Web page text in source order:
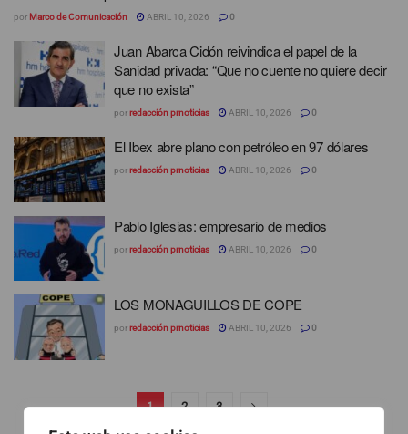
por Marco de Comunicación ABRIL 10, 2026 0
Juan Abarca Cidón reivindica el papel de la
Sanidad privada: “Que no cuente no quiere decir
que no exista”
porredacción prnoticias ABRIL 10, 2026 0
El Ibex abre plano con petróleo en 97 dólares
porredacción prnoticias ABRIL 10, 2026 0
Pablo Iglesias: empresario de medios
porredacción prnoticias ABRIL 10, 2026 0
LOS MONAGUILLOS DE COPE
porredacción prnoticias ABRIL 10, 2026 0
1 2 3